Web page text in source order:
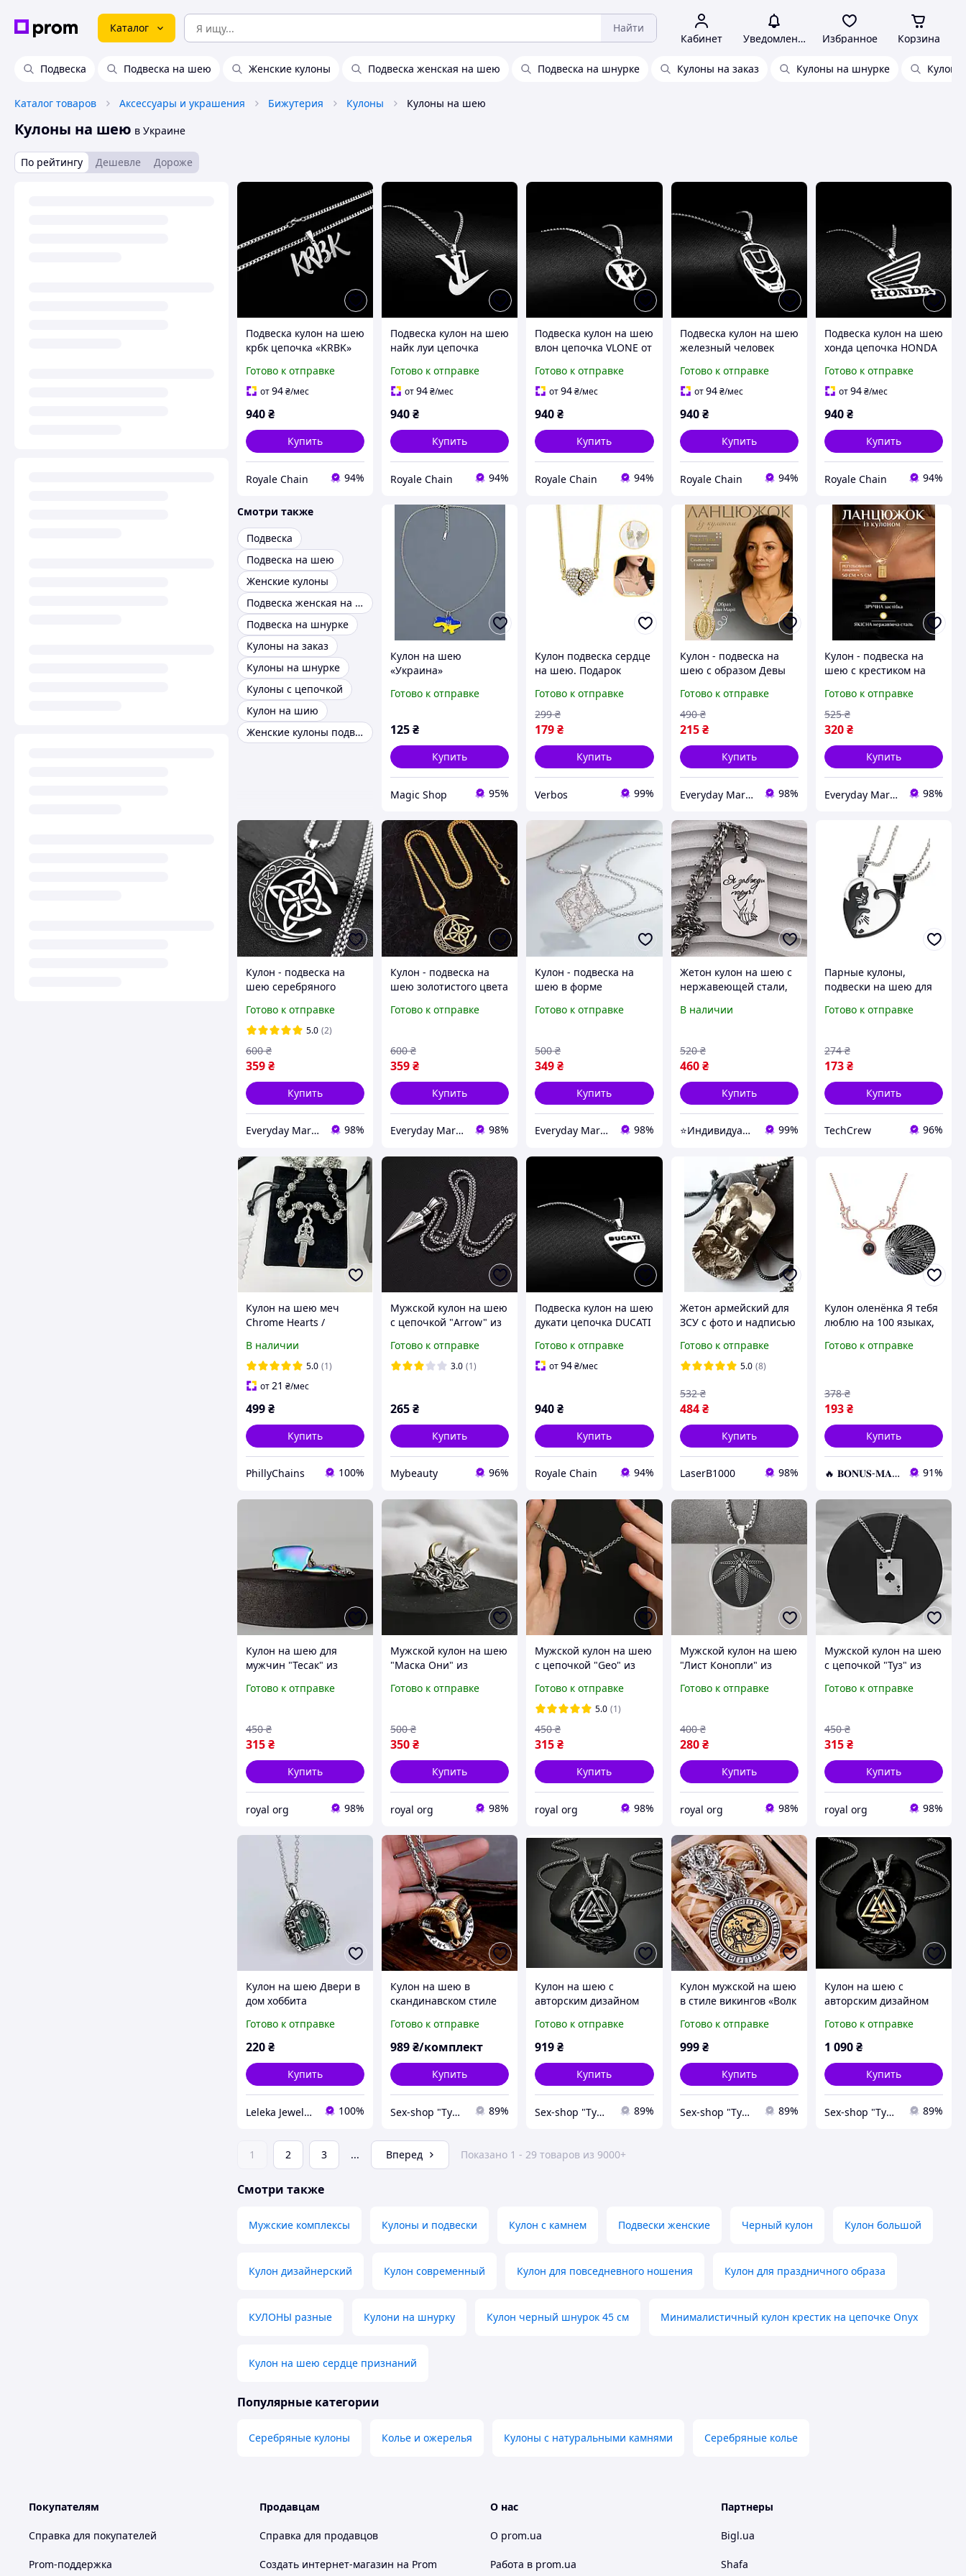
Каталог Найти
Кабинет Уведомления Избранное Корзина
Подвеска Подвеска на шею Женские кулоны Подвеска женская на шею Подвеска на шнурке Кулоны на заказ Кулоны на шнурке
Каталог товаров Аксессуары и украшения Бижутерия Кулоны Кулоны на шею
Кулоны на шею в Украине
По рейтингу Дешевле Дороже
Подвеска кулон на шею
крбк цепочка «KRBK»
производителя из
нержавеющей стали
Готово к отправке
от94₴/мес
940₴
Купить
Royale Chain 94%
Подвеска кулон на шею
найк луи цепочка
украинского
производителя из
на подарок
Готово к отправке
от94₴/мес
940₴
Купить
Royale Chain 94%
Подвеска кулон на шею
влон цепочка VLONE от
производителя из
нержавеющей стали
Готово к отправке
от94₴/мес
940₴
Купить
Royale Chain 94%
Подвеска кулон на шею
железный человек
украинского
производителя из
на подарок
Готово к отправке
от94 ₴/мес
940 ₴
Купить
Royale Chain 94%
Подвеска кулон на шею
хонда цепочка HONDA
производителя из
нержавеющей стали
Готово к отправке
от94₴/мес
940₴
Купить
Royale Chain 94%
Смотри также
Подвеска
Подвеска на шею
Женские кулоны
Подвеска женская на шею
Подвеска на шнурке
Кулоны на заказ
Кулоны на шнурке
Кулоны с цепочкой
Кулон на шию
Женские кулоны подвески
Кулон на шею
«Украина»
Готово к отправке
125₴
Купить
Magic Shop 95%
Кулон подвеска сердце
на шею. Подарок
цепочка на шею.
Бижутерные подвески
на шею для девушки
Готово к отправке
179₴
299 ₴
Купить
Verbos 99%
Кулон - подвеска на
шею с образом Девы
Готово к отправке
215 ₴
490 ₴
Купить
Everyday Market 0965612251 98%
Кулон - подвеска на
шею с крестиком на
цвета
Готово к отправке
320₴
525 ₴
Купить
Everyday Market 0965612251 98%
Кулон - подвеска на
шею серебряного
Готово к отправке
5.0 (2)
359₴
600 ₴
Купить
Everyday Market 0965612251 98%
Кулон - подвеска на
шею золотистого цвета
Готово к отправке
359₴
600 ₴
Купить
Everyday Market 0965612251 98%
Кулон - подвеска на
шею в форме
символа защиты
Готово к отправке
349₴
500 ₴
Купить
Everyday Market 0965612251 98%
Жетон кулон на шею с
нержавеющей стали,
гравировкой "Я всегда
В наличии
460 ₴
520 ₴
Купить
⭐Индивидуальные подарки grav_withlove 99%
Парные кулоны,
подвески на шею для
Инь Ян женский и
Готово к отправке
173₴
274 ₴
Купить
TechCrew 96%
Кулон на шею меч
Chrome Hearts /
Хартс / Цепь Sword
Silver Necklace полная
упаковка Хром Хартс
В наличии
5.0 (1)
от21 ₴/мес
499₴
Купить
PhillyChains 100%
Мужской кулон на шею
с цепочкой "Arrow" из
Готово к отправке
3.0 (1)
265₴
Купить
Mybeauty 96%
Подвеска кулон на шею
дукати цепочка DUCATI
производителя из
нержавеющей стали
Готово к отправке
от94₴/мес
940₴
Купить
Royale Chain 94%
Жетон армейский для
ЗСУ с фото и надписью
с цепочкой в
комплекте стальной
Готово к отправке
5.0 (8)
484 ₴
532 ₴
Купить
LaserB1000 98%
Кулон оленёнка Я тебя
люблю на 100 языках,
Подвеска на шею
Готово к отправке
193₴
378 ₴
Купить
🔥 𝐁𝐎𝐍𝐔𝐒-𝐌𝐀𝐑𝐊𝐄𝐓 🔥 – Трендовые товары по лучшим ценам 91%
Кулон на шею для
мужчин "Тесак" из
Готово к отправке
315₴
450 ₴
Купить
royal org 98%
Мужской кулон на шею
"Маска Они" из
Готово к отправке
350₴
500 ₴
Купить
royal org 98%
Мужской кулон на шею
с цепочкой "Geo" из
Готово к отправке
5.0 (1)
315₴
450 ₴
Купить
royal org 98%
Мужской кулон на шею
"Лист Конопли" из
Готово к отправке
280 ₴
400 ₴
Купить
royal org 98%
Мужской кулон на шею
с цепочкой "Туз" из
Готово к отправке
315₴
450 ₴
Купить
royal org 98%
Кулон на шею Двери в
дом хоббита
Готово к отправке
220₴
Купить
Leleka Jewelry - интернет магазин ювелирных изделий 100%
Кулон на шею в
скандинавском стиле
эксклюзивным
дизайном от самого
Готово к отправке
989₴/комплект
Купить
Sex-shop "Tyda & Syda" 89%
Кулон на шею с
авторским дизайном
скандинавском стиле
Готово к отправке
919₴
Купить
Sex-shop "Tyda & Syda" 89%
Кулон мужской на шею
в стиле викингов «Волк
меняет картинку
Готово к отправке
999 ₴
Купить
Sex-shop "Tyda & Syda" 89%
Кулон на шею с
авторским дизайном
в скандинавском стиле
Готово к отправке
1 090₴
Купить
Sex-shop "Tyda & Syda" 89%
1 2 3 ... Вперед Показано 1 - 29 товаров из 9000+
Смотри также
Мужские комплексы Кулоны и подвески Кулон с камнем Подвески женские Черный кулон Кулон большой
Кулон дизайнерский Кулон современный Кулон для повседневного ношения Кулон для праздничного образа
КУЛОНЫ разные Кулони на шнурку Кулон черный шнурок 45 см Минималистичный кулон крестик на цепочке Onyx
Кулон на шею сердце признаний
Популярные категории
Серебряные кулоны Колье и ожерелья Кулоны с натуральными камнями Серебряные колье
Покупателям
Справка для покупателей
Prom-поддержка
Продавцам
Справка для продавцов
Создать интернет-магазин на Prom
О нас
О prom.ua
Работа в prom.ua
Партнеры
Bigl.ua
Shafa